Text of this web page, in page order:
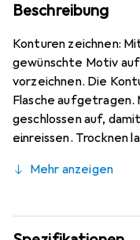
Beschreibung
Konturen zeichnen:
gewünschte Motiv
vorzeichnen. Die
Flasche aufgetragen.
geschlossen auf,
einreissen. Trocknen
Mehr anzeigen